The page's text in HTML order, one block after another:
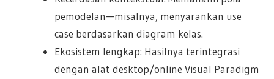
pemodelan—misalnya, menyarankan use
case berdasarkan diagram kelas.
Ekosistem lengkap: Hasilnya terintegrasi
dengan alat desktop/online Visual Paradigm